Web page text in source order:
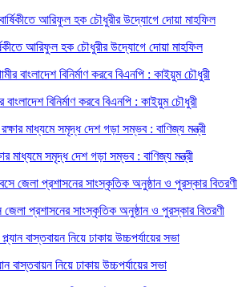
আরিফুল হক চৌধুরীর উদ্যোগে দোয়া মাহফিল
বিনির্মাণ করবে বিএনপি : কাইয়ুম চৌধুরী
মাধ্যমে সমৃদ্ধ দেশ গড়া সম্ভব : বাণিজ্য মন্ত্রী
প্রশাসনের সাংস্কৃতিক অনুষ্ঠান ও পুরস্কার বিতরণী
বাস্তবায়ন নিয়ে ঢাকায় উচ্চপর্যায়ের সভা